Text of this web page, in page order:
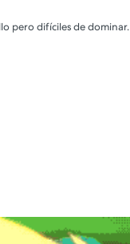
pero difíciles de dominar.